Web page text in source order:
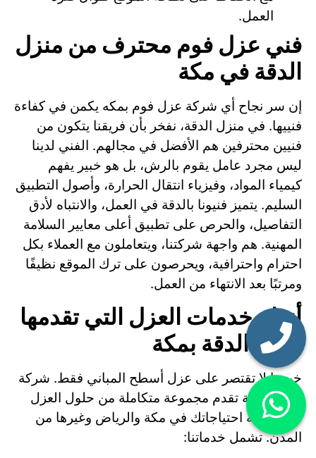
العمل.
فني عزل فوم محترف من منزل
الدقة في مكة
إن سر نجاح أي شركة عزل فوم بمكه يكمن في كفاءة
فنييها. في منزل الدقة، نفخر بأن فريقنا يتكون من
فنيين محترفين هم الأفضل في مجالهم. الفني لدينا
ليس مجرد عامل يقوم بالرش، بل هو خبير يفهم
كيمياء المواد، وفيزياء انتقال الحرارة، وأصول التطبيق
السليم. يتميز فنيونا بالدقة في العمل، والانتباه لأدق
التفاصيل، والحرص على تطبيق أعلى معايير السلامة
المهنية. هم واجهة شركتنا، ويتعاملون مع العملاء بكل
احترام واحترافية، ويحرصون على ترك الموقع نظيفًا
ومرتبًا بعد الانتهاء من العمل.
أنواع خدمات العزل التي تقدمها
منزل الدقة بمكة
خبرتنا لا تقتصر على عزل أسطح المباني فقط. شركة
منزل الدقة تقدم مجموعة متكاملة من حلول العزل
لتلبية كافة احتياجاتك في مكة والرياض وغيرها من
المدن. تشمل خدماتنا: